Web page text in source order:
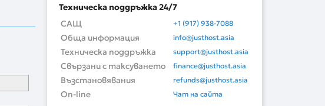
Техническа поддръжка 24/7
САЩ
+1 (917) 938-7088
Обща информация info@justhost.asia
Техническа поддръжка support@justhost.asia
Свързани с таксуването finance@justhost.asia
Възстановявания refunds@justhost.asia
On-line Чат на сайта